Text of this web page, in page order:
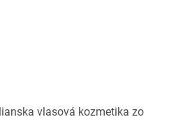
vlasová kozmetika zo